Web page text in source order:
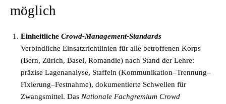
möglich
Einheitliche Crowd-Management-Standards
Verbindliche Einsatzrichtlinien für alle betroffenen Korps
(Bern, Zürich, Basel, Romandie) nach Stand der Lehre:
präzise Lagenanalyse, Staffeln (Kommunikation–Trennung–
Fixierung–Festnahme), dokumentierte Schwellen für
Zwangsmittel. Das Nationale Fachgremium Crowd